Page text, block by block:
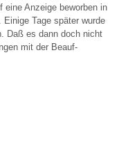
eine Anzeige beworben in
Tage später wurde
Daß es dann doch nicht
mit der Beauf-